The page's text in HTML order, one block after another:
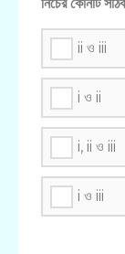
নিচের কোনটি
ii ও iii
i ও ii
i, ii ও iii
i ও iii